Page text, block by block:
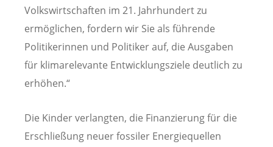
Volkswirtschaften im 21. Jahrhundert zu
ermöglichen, fordern wir Sie als führende
Politikerinnen und Politiker auf, die Ausgaben
für klimarelevante Entwicklungsziele deutlich zu
erhöhen.“
Die Kinder verlangten, die Finanzierung für die
Erschließung neuer fossiler Energiequellen